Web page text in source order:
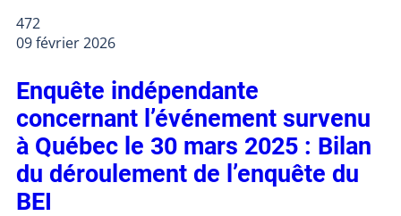
472
09 février 2026
Enquête indépendante
concernant l’événement survenu
à Québec le 30 mars 2025 : Bilan
du déroulement de l’enquête du
BEI